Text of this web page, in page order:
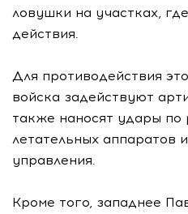
ловушки на участках,
действия.
Для противодействия
войска задействуют
также наносят удары по
летательных аппаратов
управления.
Кроме того, западнее